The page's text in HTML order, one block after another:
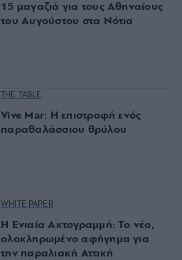
15 μαγαζιά για τους Αθηναίους
του Αυγούστου στα Νότια
THE TABLE
Vive Mar: Η επιστροφή ενός
παραθαλάσσιου θρύλου
WHITE PAPER
Η Ενιαία Ακτογραμμή: Το νέο,
ολοκληρωμένο αφήγημα για
την παραλιακή Αττική